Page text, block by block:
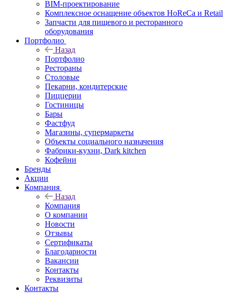
BIM-проектирование
Комплексное оснащение объектов HoReCa и Retail
Запчасти для пищевого и ресторанного
оборудования
Портфолио
Назад
Портфолио
Рестораны
Столовые
Пекарни, кондитерские
Пиццерии
Гостиницы
Бары
Фастфуд
Магазины, супермаркеты
Объекты социального назначения
Фабрики-кухни, Dark kitchen
Кофейни
Бренды
Акции
Компания
Назад
Компания
О компании
Новости
Отзывы
Сертификаты
Благодарности
Вакансии
Контакты
Реквизиты
Контакты